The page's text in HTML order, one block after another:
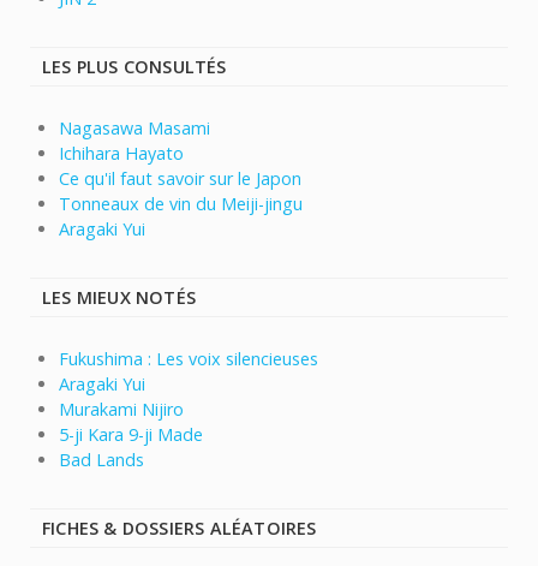
LES PLUS CONSULTÉS
Nagasawa Masami
Ichihara Hayato
Ce qu'il faut savoir sur le Japon
Tonneaux de vin du Meiji-jingu
Aragaki Yui
LES MIEUX NOTÉS
Fukushima : Les voix silencieuses
Aragaki Yui
Murakami Nijiro
5-ji Kara 9-ji Made
Bad Lands
FICHES & DOSSIERS ALÉATOIRES